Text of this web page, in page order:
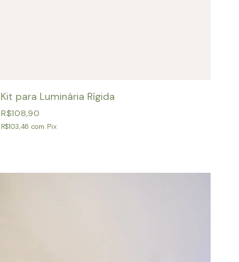
Kit para Luminária Rígida
R$108,90
R$103,46 com Pix